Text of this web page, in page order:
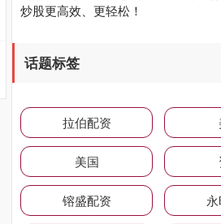
炒股更高效、更轻松！
话题标签
拉伯配资
美国
镕盛配资